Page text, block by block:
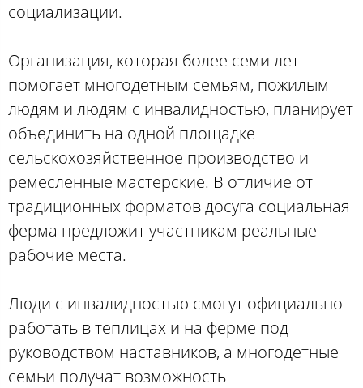
социализации.
Организация, которая более семи лет
помогает многодетным семьям, пожилым
людям и людям с инвалидностью, планирует
объединить на одной площадке
сельскохозяйственное производство и
ремесленные мастерские. В отличие от
традиционных форматов досуга социальная
ферма предложит участникам реальные
рабочие места.
Люди с инвалидностью смогут официально
работать в теплицах и на ферме под
руководством наставников, а многодетные
семьи получат возможность